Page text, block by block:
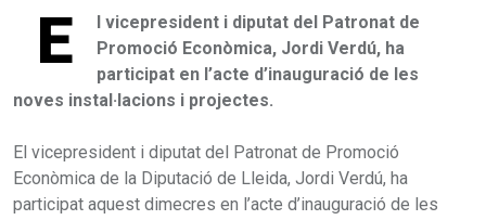
E
l vicepresident i diputat del Patronat de
Promoció Econòmica, Jordi Verdú, ha
participat en l’acte d’inauguració de les
noves instal·lacions i projectes.
El vicepresident i diputat del Patronat de Promoció
Econòmica de la Diputació de Lleida, Jordi Verdú, ha
participat aquest dimecres en l’acte d’inauguració de les